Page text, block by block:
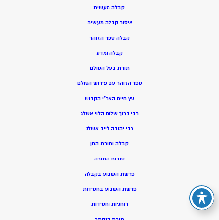
קבלה מעשית
איסור קבלה מעשית
קבלה ספר הזוהר
קבלה ומדע
תורת בעל הסולם
ספר הזוהר עם פירוש הסולם
עץ חיים האר”י הקדוש
רבי ברוך שלום הלוי אשלג
רבי יהודה לייב אשלג
קבלה ותורת החן
סודות התורה
פרשת השבוע בקבלה
פרשת השבוע בחסידות
רוחניות וחסידות